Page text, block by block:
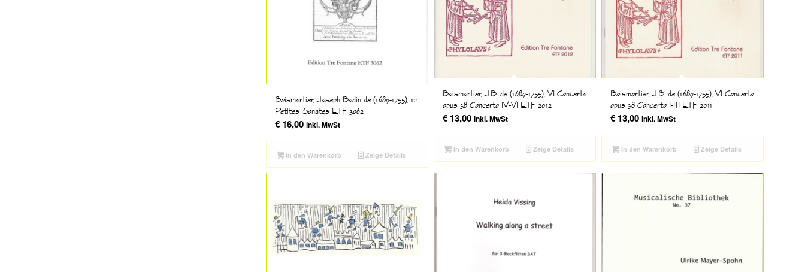
Boismortier, Joseph Bodin de (1689-1755), 12
Petites Sonates ETF 3062
€16,00 inkl. MwSt
In den Warenkorb Zeige Details
Boismortier, J.B. de (1689-1755), VI Concerto
opus 38 Concerto IV-VI ETF 2012
€13,00 inkl. MwSt
In den Warenkorb Zeige Details
Boismortier, J.B. de (1689-1755), VI Concerto
opus 38 Concerto I-III ETF 2011
€13,00 inkl. MwSt
In den Warenkorb Zeige Details